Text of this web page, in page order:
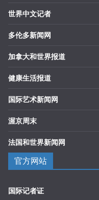
世界中文记者
多伦多新闻网
加拿大和世界报道
健康生活报道
国际艺术新闻网
渥京周末
法国和世界新闻网
官方网站
国际记者证